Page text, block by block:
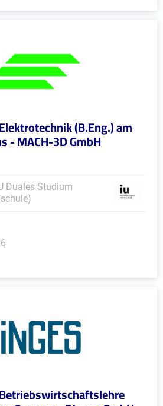
(B.Eng.) am
- MACH-3D GmbH
Duales Studium